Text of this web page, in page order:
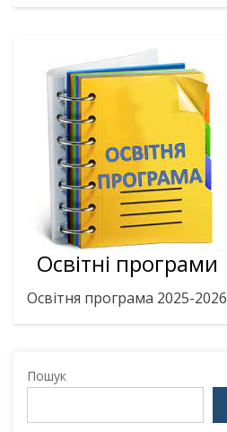
Освітні програми
Освітня програма 2025-2026
Пошук